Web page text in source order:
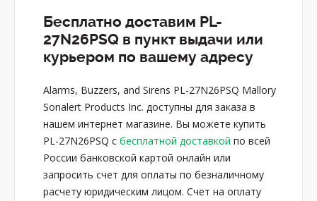
Бесплатно доставим PL-
27N26PSQ в пункт выдачи или
курьером по вашему адресу
Alarms, Buzzers, and Sirens PL-27N26PSQ Mallory
Sonalert Products Inc. доступны для заказа в
нашем интернет магазине. Вы можете купить
PL-27N26PSQ с бесплатной доставкой по всей
России банковской картой онлайн или
запросить счет для оплаты по безналичному
расчету юридическим лицом. Счет на оплату